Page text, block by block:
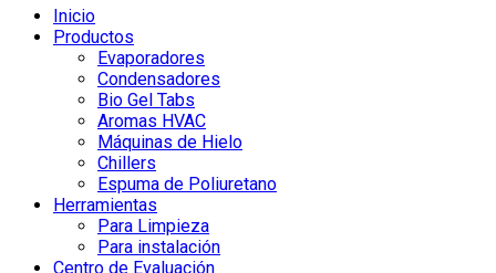
Inicio
Productos
Evaporadores
Condensadores
Bio Gel Tabs
Aromas HVAC
Máquinas de Hielo
Chillers
Espuma de Poliuretano
Herramientas
Para Limpieza
Para instalación
Centro de Evaluación